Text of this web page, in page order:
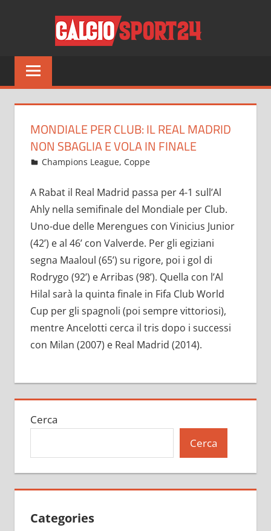
Tutto
sul
del
solo
MONDIALE PER CLUB: IL REAL MADRID
NON SBAGLIA E VOLA IN FINALE
Febbraio 9, 2023
admin
Champions League, Coppe
A Rabat il Real Madrid passa per 4-1 sull’Al
Ahly nella semifinale del Mondiale per Club.
Uno-due delle Merengues con Vinicius Junior
(42’) e al 46’ con Valverde. Per gli egiziani
segna Maaloul (65’) su rigore, poi i gol di
Rodrygo (92’) e Arribas (98’). Quella con l’Al
Hilal sarà la quinta finale in Fifa Club World
Cup per gli spagnoli (poi sempre vittoriosi),
mentre Ancelotti cerca il tris dopo i successi
con Milan (2007) e Real Madrid (2014).
Cerca
Cerca
Categories